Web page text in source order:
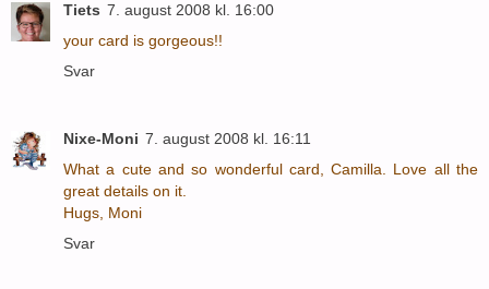
Tiets 7. august 2008 kl. 16:00
your card is gorgeous!!
Svar
Nixe-Moni 7. august 2008 kl. 16:11
What a cute and so wonderful card, Camilla. Love all the
great details on it.
Hugs, Moni
Svar